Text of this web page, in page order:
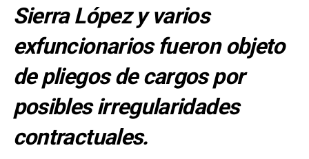
Sierra López y varios
exfuncionarios fueron objeto
de pliegos de cargos por
posibles irregularidades
contractuales.